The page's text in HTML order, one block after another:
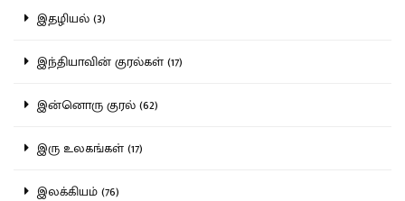
இதழியல் (3)
இந்தியாவின் குரல்கள் (17)
இன்னொரு குரல் (62)
இரு உலகங்கள் (17)
இலக்கியம் (76)